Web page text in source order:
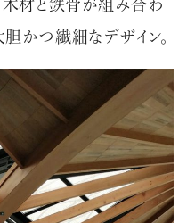
木材と鉄骨が組み合わ
かつ繊細なデザイン。